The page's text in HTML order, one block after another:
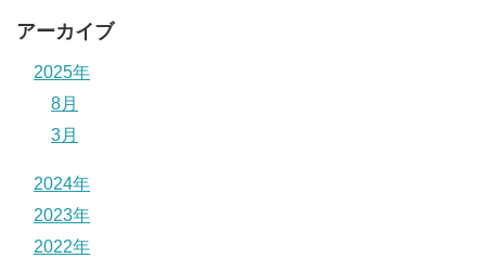
アーカイブ
2025年
8月
3月
2024年
2023年
2022年